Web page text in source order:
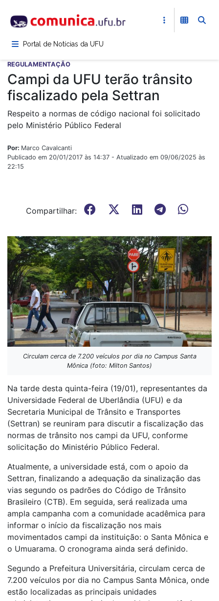
para
conteúdoPortal de Notícias da UFU
REGULAMENTAÇÃO
Campi da UFU terão trânsito
fiscalizado pela Settran
Respeito a normas de código nacional foi solicitado
pelo Ministério Público Federal
Por: Marco Cavalcanti
Publicado em 20/01/2017 às 14:37 - Atualizado em 09/06/2025 às
22:15
Compartilhar:
Circulam cerca de 7.200 veículos por dia no Campus Santa
Mônica (foto: Milton Santos)
Na tarde desta quinta-feira (19/01), representantes da
Universidade Federal de Uberlândia (UFU) e da
Secretaria Municipal de Trânsito e Transportes
(Settran) se reuniram para discutir a fiscalização das
normas de trânsito nos campi da UFU, conforme
solicitação do Ministério Público Federal.
Atualmente, a universidade está, com o apoio da
Settran, finalizando a adequação da sinalização das
vias segundo os padrões do Código de Trânsito
Brasileiro (CTB). Em seguida, será realizada uma
ampla campanha com a comunidade acadêmica para
informar o início da fiscalização nos mais
movimentados campi da instituição: o Santa Mônica e
o Umuarama. O cronograma ainda será definido.
Segundo a Prefeitura Universitária, circulam cerca de
7.200 veículos por dia no Campus Santa Mônica, onde
estão localizadas as principais unidades